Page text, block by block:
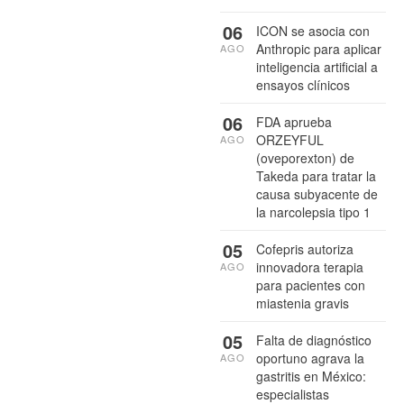
ICON se asocia con
Anthropic para aplicar
inteligencia artificial a
ensayos clínicos
06
AGO
FDA aprueba
ORZEYFUL
(oveporexton) de
Takeda para tratar la
causa subyacente de
la narcolepsia tipo 1
06
AGO
Cofepris autoriza
innovadora terapia
para pacientes con
miastenia gravis
05
AGO
Falta de diagnóstico
oportuno agrava la
gastritis en México:
especialistas
05
AGO